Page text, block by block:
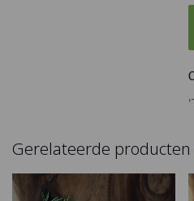
Gerelateerde producten